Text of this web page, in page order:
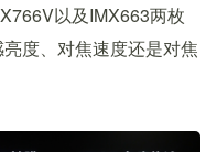
以及IMX663两枚
度、对焦速度还是对焦